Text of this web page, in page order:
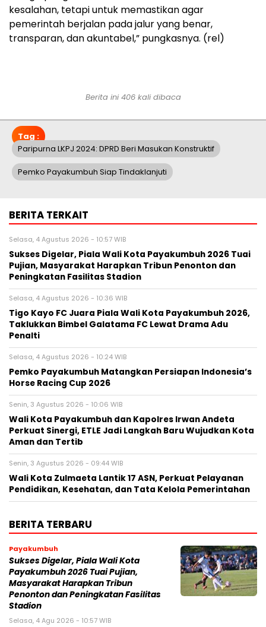
kesalahan, tetapi untuk memastikan agar
pemerintah berjalan pada jalur yang benar,
transparan, dan akuntabel,” pungkasnya. (rel)
Berita ini 406 kali dibaca
Tag :
Paripurna LKPJ 2024: DPRD Beri Masukan Konstruktif
Pemko Payakumbuh Siap Tindaklanjuti
BERITA TERKAIT
Selasa, 4 Agustus 2026 - 10:57 WIB
Sukses Digelar, Piala Wali Kota Payakumbuh 2026 Tuai
Pujian, Masyarakat Harapkan Tribun Penonton dan
Peningkatan Fasilitas Stadion
Selasa, 4 Agustus 2026 - 10:36 WIB
Tigo Kayo FC Juara Piala Wali Kota Payakumbuh 2026,
Taklukkan Bimbel Galatama FC Lewat Drama Adu
Penalti
Selasa, 4 Agustus 2026 - 10:24 WIB
Pemko Payakumbuh Matangkan Persiapan Indonesia’s
Horse Racing Cup 2026
Senin, 3 Agustus 2026 - 10:06 WIB
Wali Kota Payakumbuh dan Kapolres Irwan Andeta
Perkuat Sinergi, ETLE Jadi Langkah Baru Wujudkan Kota
Aman dan Tertib
Senin, 3 Agustus 2026 - 09:44 WIB
Wali Kota Zulmaeta Lantik 17 ASN, Perkuat Pelayanan
Pendidikan, Kesehatan, dan Tata Kelola Pemerintahan
BERITA TERBARU
Payakumbuh
Sukses Digelar, Piala Wali Kota
Payakumbuh 2026 Tuai Pujian,
Masyarakat Harapkan Tribun
Penonton dan Peningkatan Fasilitas
Stadion
Selasa, 4 Agu 2026 - 10:57 WIB